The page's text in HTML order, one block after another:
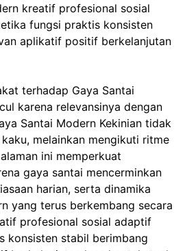
kreatif profesional sosial
fungsi praktis konsisten
aplikatif positif berkelanjutan
terhadap Gaya Santai
karena relevansinya dengan
Santai Modern Kekinian tidak
melainkan mengikuti ritme
ini memperkuat
gaya santai mencerminkan
harian, serta dinamika
yang terus berkembang secara
profesional sosial adaptif
konsisten stabil berimbang